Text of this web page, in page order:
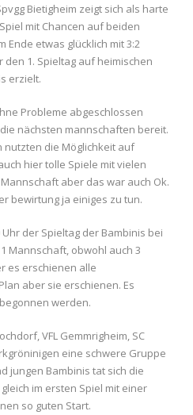
Bietigheim zeigt sich als harte
mit Chancen auf beiden
Ende etwas glücklich mit 3:2
1. Spieltag auf heimischen
erzielt.
Probleme abgeschlossen
nächsten mannschaften bereit.
nutzten die Möglichkeit auf
hier tolle Spiele mit vielen
aber das war auch Ok.
bewirtung ja einiges zu tun.
der Spieltag der Bambinis bei
Mannschaft, obwohl auch 3
es erschienen alle
aber sie erschienen. Es
werden.
VFL Gemmrigheim, SC
eine schwere Gruppe
jungen Bambinis tat sich die
im ersten Spiel mit einer
so guten Start.